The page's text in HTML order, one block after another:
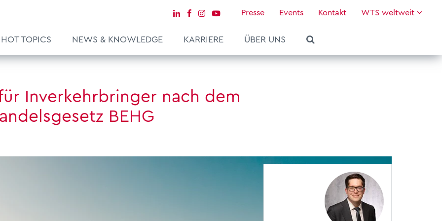
Presse Events Kontakt WTS weltweit
HOT TOPICS NEWS & KNOWLEDGE
WTS Journal #02/2026
KARRIERE
Deine Karriere bei WTS
ÜBER UNS
Inverkehrbringer nach dem
BEHG